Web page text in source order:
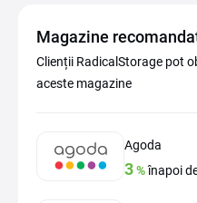
Magazine
Clienții RadicalStorage pot
aceste magazine
Agoda
3%înapoi